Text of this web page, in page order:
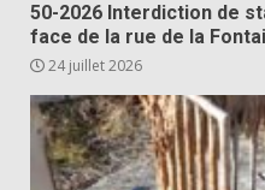
50-2026 Interdiction de
face de la rue de la
24 juillet 2026